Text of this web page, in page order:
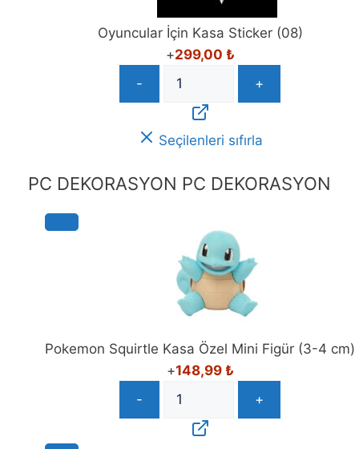
Oyuncular İçin Kasa Sticker (08)
+299,00 ₺
-
+
Seçilenleri sıfırla
PC DEKORASYON PC DEKORASYON
Pokemon Squirtle Kasa Özel Mini Figür (3-4 cm)
+148,99 ₺
-
+